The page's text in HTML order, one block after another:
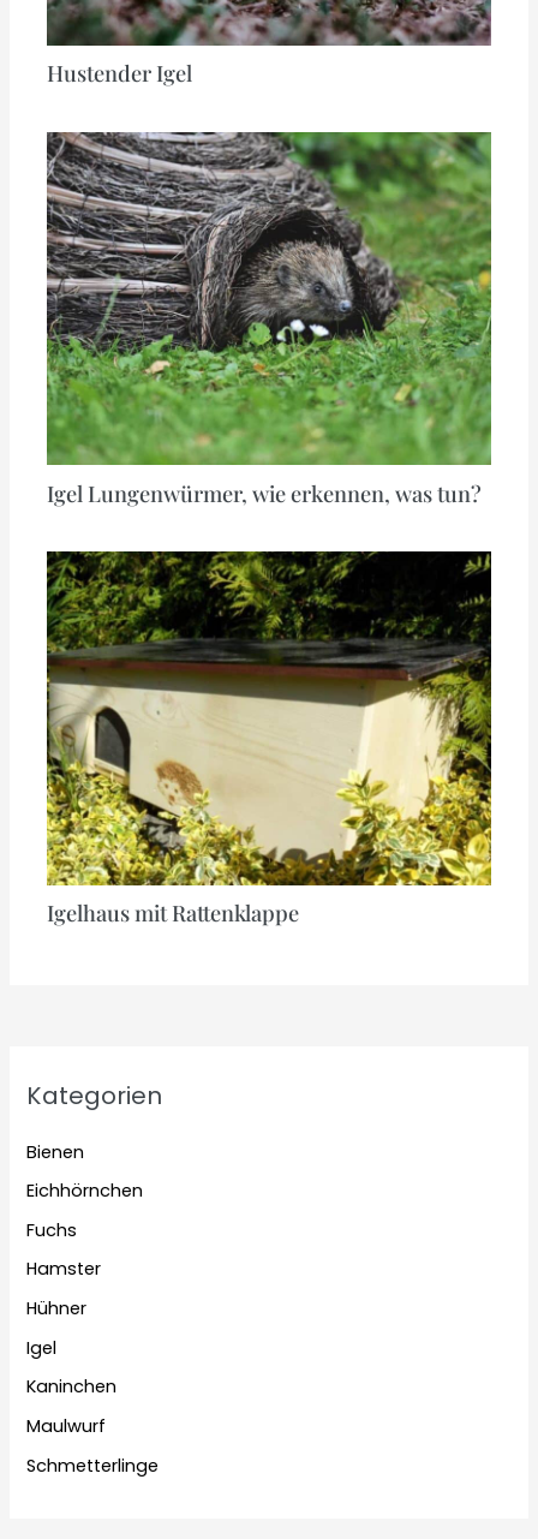
Hustender Igel
Igel Lungenwürmer, wie erkennen, was tun?
Igelhaus mit Rattenklappe
Kategorien
Bienen
Eichhörnchen
Fuchs
Hamster
Hühner
Igel
Kaninchen
Maulwurf
Schmetterlinge